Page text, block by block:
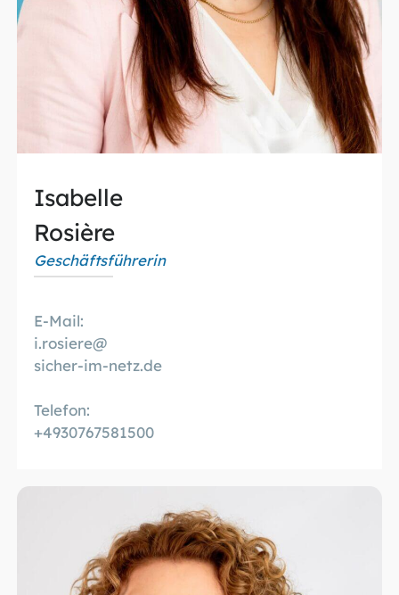
Isabelle
Rosière
Geschäftsführerin
E-Mail:
i.rosiere@
sicher-im-netz.de
Telefon:
+4930767581500